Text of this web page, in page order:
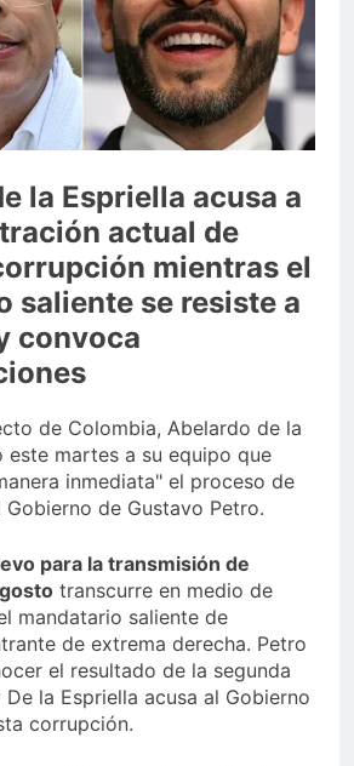
Sector de bancas deportivas
plantea posición sobre
proyecto de Ley General de
Juegos de Azar
3 Días Ago
la Espriella acusa a
actual de
mientras el
saliente se resiste a
convoca
de Colombia, Abelardo de la
este martes a su equipo que
inmediata" el proceso de
de Gustavo Petro.
para la transmisión de
transcurre en medio de
mandatario saliente de
de extrema derecha. Petro
el resultado de la segunda
la Espriella acusa al Gobierno
corrupción.